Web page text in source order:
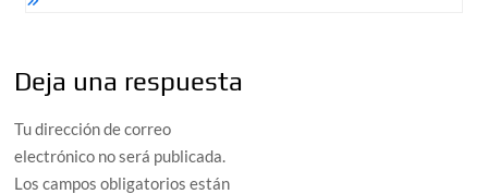
Deja una respuesta
Tu dirección de correo
electrónico no será publicada.
Los campos obligatorios están